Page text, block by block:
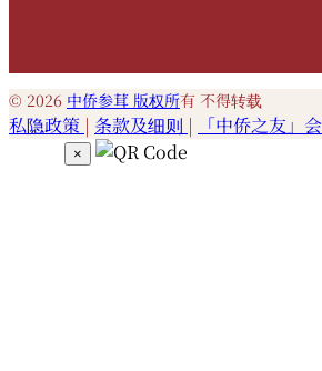
© 2026 中侨参茸 版权所有 不得转载
私隐政策 | 条款及细则 | 「中侨之友」
×